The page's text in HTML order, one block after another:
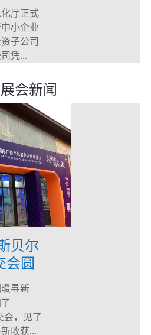
厅正式
小企业
子公司
凭...
展会新闻
贝尔
会圆
寻新
会，见了
收获...